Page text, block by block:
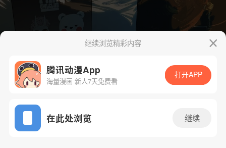
App免费看
继续浏览精彩内容
腾讯动漫App
海量漫画 新人7天免费看
打开APP
在此处浏览 继续